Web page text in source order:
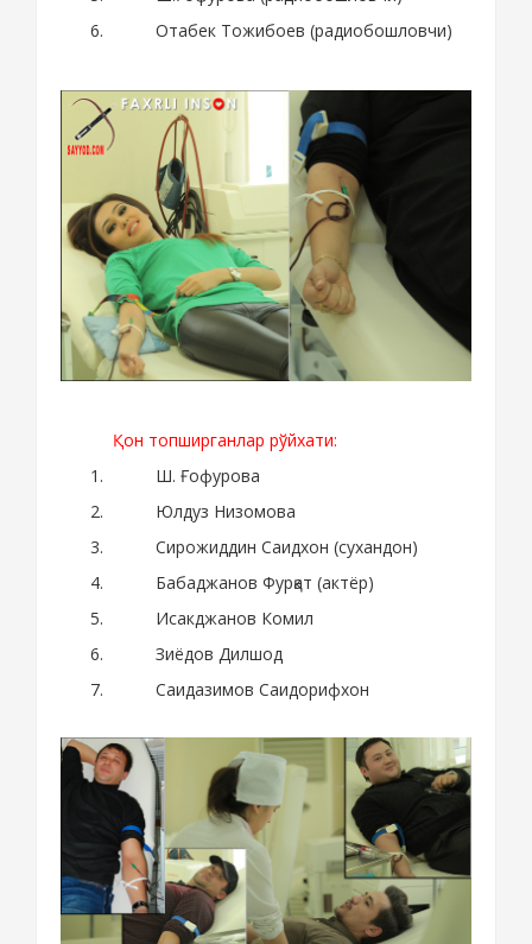
Отабек Тожибоев (радиобошловчи)
Қон топширганлар рўйхати:
Ш. Ғофурова
Юлдуз Низомова
Сирожиддин Саидхон (сухандон)
Бабаджанов Фурқат (актёр)
Исакджанов Комил
Зиёдов Дилшод
Саидазимов Саидорифхон